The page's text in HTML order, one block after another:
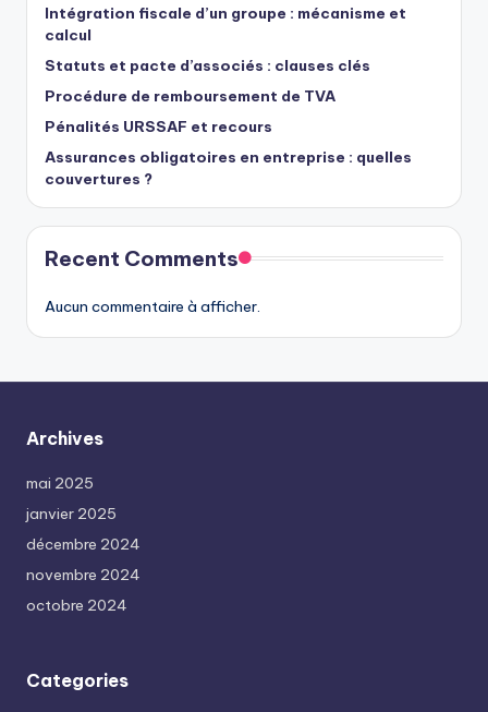
Intégration fiscale d’un groupe : mécanisme et
calcul
Statuts et pacte d’associés : clauses clés
Procédure de remboursement de TVA
Pénalités URSSAF et recours
Assurances obligatoires en entreprise : quelles
couvertures ?
Recent Comments
Aucun commentaire à afficher.
Archives
mai 2025
janvier 2025
décembre 2024
novembre 2024
octobre 2024
Categories